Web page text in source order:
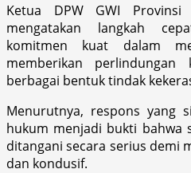
Ketua DPW GWI Provinsi
mengatakan langkah
komitmen kuat dalam
memberikan perlindungan
berbagai bentuk tindak
Menurutnya, respons yang
hukum menjadi bukti bahwa
ditangani secara serius demi
dan kondusif.